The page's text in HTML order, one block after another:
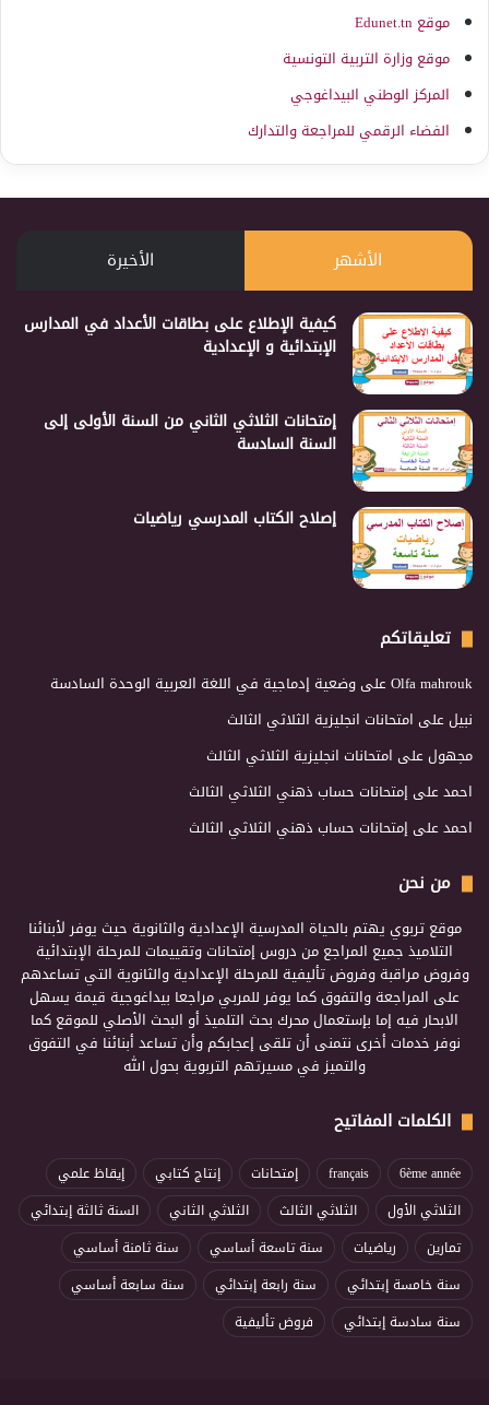
موقع Edunet.tn
موقع وزارة التربية التونسية
المركز الوطني البيداغوجي
الفضاء الرقمي للمراجعة والتدارك
الأشهر الأخيرة
كيفية الإطلاع على بطاقات الأعداد في المدارس
الإبتدائية و الإعدادية
إمتحانات الثلاثي الثاني من السنة الأولى إلى
السنة السادسة
إصلاح الكتاب المدرسي رياضيات
تعليقاتكم
Olfa mahroukعلى وضعية إدماجية في اللغة العربية الوحدة السادسة
نبيلعلى امتحانات انجليزية الثلاثي الثالث
مجهولعلى امتحانات انجليزية الثلاثي الثالث
احمدعلى إمتحانات حساب ذهني الثلاثي الثالث
احمدعلى إمتحانات حساب ذهني الثلاثي الثالث
من نحن
موقع تربوي يهتم بالحياة المدرسية الإعدادية والثانوية حيث يوفر لأبنائنا
التلاميذ جميع المراجع من دروس إمتحانات وتقييمات للمرحلة الإبتدائية
وفروض مراقبة وفروض تأليفية للمرحلة الإعدادية والثانوية التي تساعدهم
على المراجعة والتفوق كما يوفر للمربي مراجعا بيداغوجية قيمة يسهل
الابحار فيه إما بإستعمال محرك بحث التلميذ أو البحث الأصلي للموقع كما
نوفر خدمات أخرى نتمنى أن تلقى إعجابكم وأن تساعد أبنائنا في التفوق
والتميز في مسيرتهم التربوية بحول الله
الكلمات المفاتيح
6ème année
français إمتحانات إنتاج كتابي
إيقاظ علمي
الثلاثي الأول
الثلاثي الثالث الثلاثي الثاني
السنة ثالثة إبتدائي
تمارين
رياضيات سنة تاسعة أساسي
سنة ثامنة أساسي
سنة خامسة إبتدائي
سنة رابعة إبتدائي
سنة سابعة أساسي
سنة سادسة إبتدائي
فروض تأليفية